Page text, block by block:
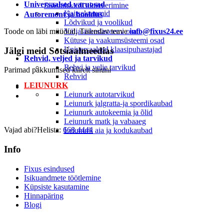
Universaalsed varuosad
Kaitsekummid
Lõdvikud ja voolikud
Väljalaskesüsteemi osad
Kütuse ja vaakumsüsteemi osad
Universaalsed klaasipuhastajad
Rehvid, veljed ja tarvikud
Rehvi ja velje tarvikud
Rehvid
LEIUNURK
Leiunurk autotarvikud
Leiunurk jalgratta-ja spordikaubad
Leiunurk autokeemia ja õlid
Leiunurk matk ja vabaaeg
Leiunurk aia ja kodukaubad
Säästukaardi aktiveerimine
Autoremont ja hooldus
Toode on läbi müüdud. Täiendav teaveinfo@fixus24.ee
Jälgi meid Sotsiaalmeedias
Parimad pakkumised kiirelt sinuni
Vajad abi?Helista: 668 4444
Info
Fixus esindused
Isikuandmete töötlemine
Küpsiste kasutamine
Hinnapäring
Blogi